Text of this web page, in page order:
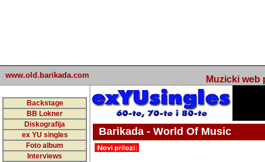
www.old.barikada.com Muzicki web
Backstage
BB Lokner
Diskografija
ex YU singles
Foto album
Interviews
Barikada - World Of Music